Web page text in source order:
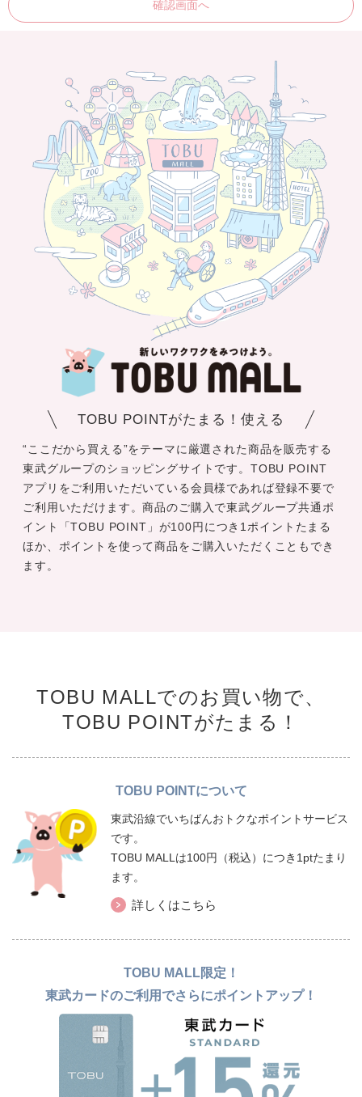
TOBU POINTがたまる！使える
“ここだから買える”をテーマに厳選された商品を販売する
東武グループのショッピングサイトです。TOBU POINT
アプリをご利用いただいている会員様であれば登録不要で
ご利用いただけます。商品のご購入で東武グループ共通ポ
イント「TOBU POINT」が100円につき1ポイントたまる
ほか、ポイントを使って商品をご購入いただくこともでき
ます。
TOBU MALLでのお買い物で、
TOBU POINTがたまる！
TOBU POINTについて
東武沿線でいちばんおトクなポイントサービス
です。
TOBU MALLは100円（税込）につき1ptたまり
ます。
詳しくはこちら
TOBU MALL限定！
東武カードのご利用でさらにポイントアップ！